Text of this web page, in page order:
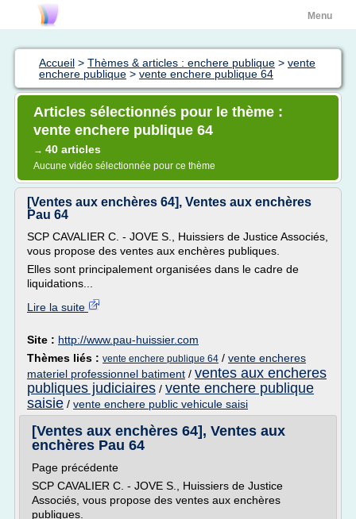
Menu
Accueil > Thèmes & articles : enchere publique > vente
enchere publique > vente enchere publique 64
Articles sélectionnés pour le thème :
vente enchere publique 64
→ 40 articles
Aucune vidéo sélectionnée pour ce thème
[Ventes aux enchères 64], Ventes aux enchères
Pau 64
SCP CAVALIER C. - JOVE S., Huissiers de Justice Associés,
vous propose des ventes aux enchères publiques.
Elles sont principalement organisées dans le cadre de
liquidations...
Lire la suite
Site : http://www.pau-huissier.com
Thèmes liés : vente enchere publique 64 / vente encheres
materiel professionnel batiment / ventes aux encheres
publiques judiciaires / vente enchere publique
saisie / vente enchere public vehicule saisi
[Ventes aux enchères 64], Ventes aux
enchères Pau 64
Page précédente
SCP CAVALIER C. - JOVE S., Huissiers de Justice
Associés, vous propose des ventes aux enchères
publiques.